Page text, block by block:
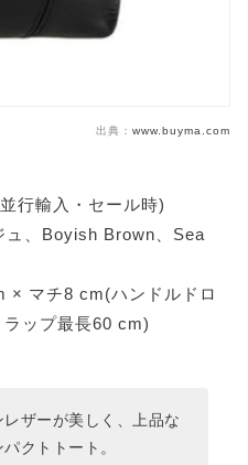
出典： www.buyma.com
行輸入・セール時)
ュ、Boyish Brown、Sea
× マチ8 cm(ハンドルドロ
ップ最長60 cm)
ザーが美しく、上品な
クトトート。